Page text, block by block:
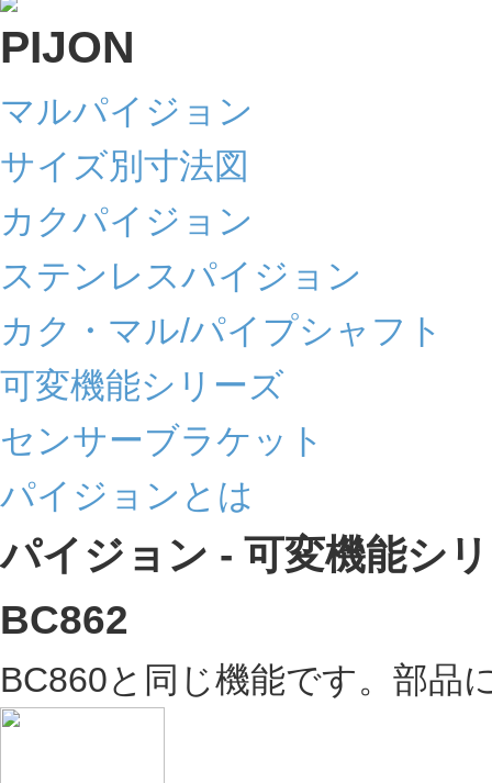
マルパイジョン
サイズ別寸法図
カクパイジョン
ステンレスパイジョン
カク・マル/パイプシャフト
可変機能シリーズ
センサーブラケット
パイジョンとは
パイジョン - 可変機能シ
BC862
BC860と同じ機能です。部品